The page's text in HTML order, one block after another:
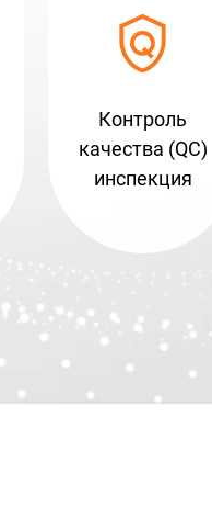
Контроль
качества (QC)
инспекция